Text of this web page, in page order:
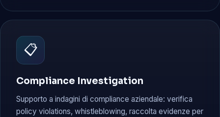
📋
Compliance Investigation
Supporto a indagini di compliance aziendale: verifica
policy violations, whistleblowing, raccolta evidenze per